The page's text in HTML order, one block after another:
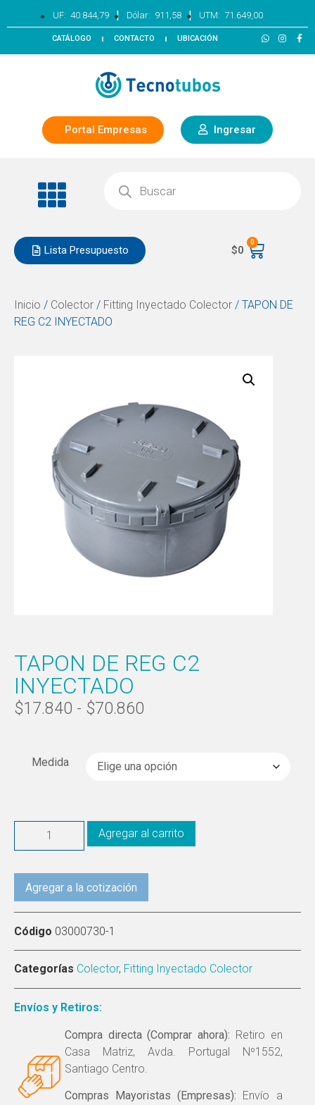
UF: 40.844,79 | Dólar: 911,58 | UTM: 71.649,00
CATÁLOGO CONTACTO UBICACIÓN
Portal Empresas Ingresar
Lista Presupuesto $0
0
Inicio / Colector / Fitting Inyectado Colector / TAPON DE
REG C2 INYECTADO
TAPON DE REG C2
INYECTADO
$17.840 - $70.860
Medida
Agregar al carrito
Agregar a la cotización
Código 03000730-1
Categorías Colector, Fitting Inyectado Colector
Envíos y Retiros:
Compra directa (Comprar ahora): Retiro en
Casa Matriz, Avda. Portugal Nº1552,
Santiago Centro.
Compras Mayoristas (Empresas): Envío a